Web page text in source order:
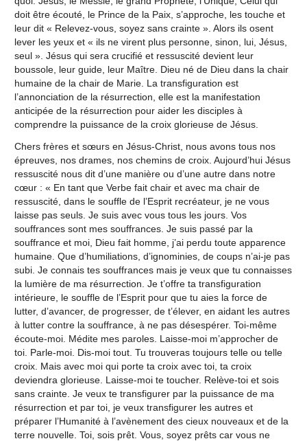
doit être écouté, le Prince de la Paix, s’approche, les touche et
leur dit « Relevez-vous, soyez sans crainte ». Alors ils osent
lever les yeux et « ils ne virent plus personne, sinon, lui, Jésus,
seul ». Jésus qui sera crucifié et ressuscité devient leur
boussole, leur guide, leur Maître. Dieu né de Dieu dans la chair
humaine de la chair de Marie. La transfiguration est
l’annonciation de la résurrection, elle est la manifestation
anticipée de la résurrection pour aider les disciples à
comprendre la puissance de la croix glorieuse de Jésus.
Chers frères et sœurs en Jésus-Christ, nous avons tous nos
épreuves, nos drames, nos chemins de croix. Aujourd’hui Jésus
ressuscité nous dit d’une manière ou d’une autre dans notre
cœur : « En tant que Verbe fait chair et avec ma chair de
ressuscité, dans le souffle de l’Esprit recréateur, je ne vous
laisse pas seuls. Je suis avec vous tous les jours. Vos
souffrances sont mes souffrances. Je suis passé par la
souffrance et moi, Dieu fait homme, j’ai perdu toute apparence
humaine. Que d’humiliations, d’ignominies, de coups n’ai-je pas
subi. Je connais tes souffrances mais je veux que tu connaisses
la lumière de ma résurrection. Je t’offre ta transfiguration
intérieure, le souffle de l’Esprit pour que tu aies la force de
lutter, d’avancer, de progresser, de t’élever, en aidant les autres
à lutter contre la souffrance, à ne pas désespérer. Toi-même
écoute-moi. Médite mes paroles. Laisse-moi m’approcher de
toi. Parle-moi. Dis-moi tout. Tu trouveras toujours telle ou telle
croix. Mais avec moi qui porte ta croix avec toi, ta croix
deviendra glorieuse. Laisse-moi te toucher. Relève-toi et sois
sans crainte. Je veux te transfigurer par la puissance de ma
résurrection et par toi, je veux transfigurer les autres et
préparer l’Humanité à l’avènement des cieux nouveaux et de la
terre nouvelle. Toi, sois prêt. Vous, soyez prêts car vous ne